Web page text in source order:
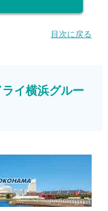
目次に戻る
イ横浜グルー